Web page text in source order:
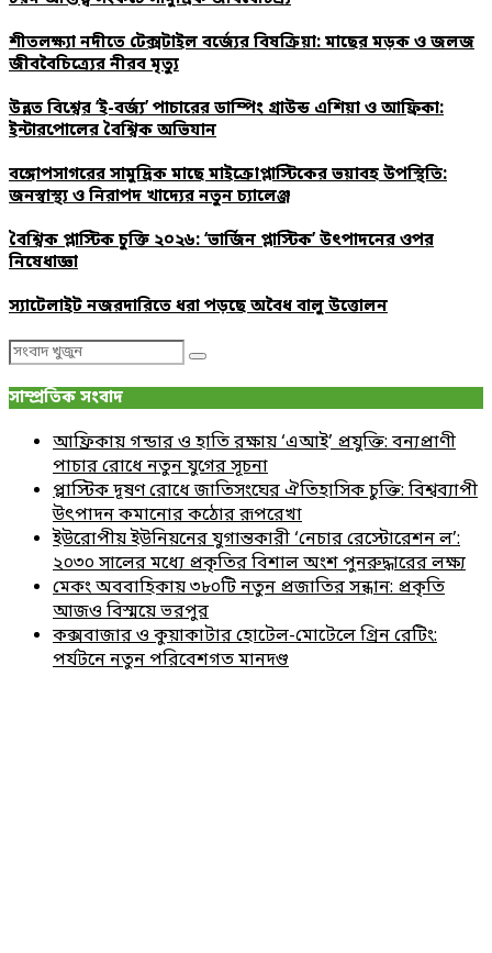
শীতলক্ষ্যা নদীতে টেক্সটাইল বর্জ্যের বিষক্রিয়া: মাছের মড়ক ও জলজ
জীববৈচিত্র্যের নীরব মৃত্যু
উন্নত বিশ্বের ‘ই-বর্জ্য’ পাচারের ডাম্পিং গ্রাউন্ড এশিয়া ও আফ্রিকা:
ইন্টারপোলের বৈশ্বিক অভিযান
বঙ্গোপসাগরের সামুদ্রিক মাছে মাইক্রোপ্লাস্টিকের ভয়াবহ উপস্থিতি:
জনস্বাস্থ্য ও নিরাপদ খাদ্যের নতুন চ্যালেঞ্জ
বৈশ্বিক প্লাস্টিক চুক্তি ২০২৬: ‘ভার্জিন প্লাস্টিক’ উৎপাদনের ওপর
নিষেধাজ্ঞা
স্যাটেলাইট নজরদারিতে ধরা পড়ছে অবৈধ বালু উত্তোলন
Search
Search
সাম্প্রতিক সংবাদ
আফ্রিকায় গন্ডার ও হাতি রক্ষায় ‘এআই’ প্রযুক্তি: বন্যপ্রাণী
পাচার রোধে নতুন যুগের সূচনা
প্লাস্টিক দূষণ রোধে জাতিসংঘের ঐতিহাসিক চুক্তি: বিশ্বব্যাপী
উৎপাদন কমানোর কঠোর রূপরেখা
ইউরোপীয় ইউনিয়নের যুগান্তকারী ‘নেচার রেস্টোরেশন ল’:
২০৩০ সালের মধ্যে প্রকৃতির বিশাল অংশ পুনরুদ্ধারের লক্ষ্য
মেকং অববাহিকায় ৩৮০টি নতুন প্রজাতির সন্ধান: প্রকৃতি
আজও বিস্ময়ে ভরপুর
কক্সবাজার ও কুয়াকাটার হোটেল-মোটেলে গ্রিন রেটিং:
পর্যটনে নতুন পরিবেশগত মানদণ্ড